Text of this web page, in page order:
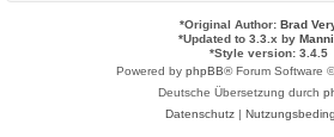
*Original Author: Brad
*Updated to 3.3.x by
*Style version: 3.4.5
Powered by phpBB® Forum Software
Deutsche Übersetzung durch
Datenschutz|